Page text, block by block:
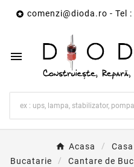
 comenzi@dioda.ro - Tel

Acasa
Bucatarie
Cantare de